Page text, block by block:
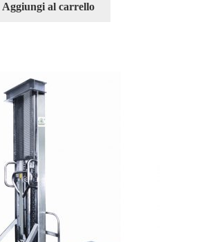
Aggiungi al carrello